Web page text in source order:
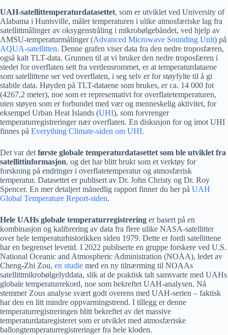
UAH-satellittemperaturdatasettet, som er utviklet ved University of
Alabama i Huntsville, måler temperaturen i ulike atmosfæriske lag fra
satellittmålinger av oksygenstråling i mikrobølgebåndet, ved hjelp av
AMSU-temperaturmålinger (Advanced Microwave Sounding Unit) på
AQUA-satellitten. Denne grafen viser data fra den nedre troposfæren,
også kalt TLT-data. Grunnen til at vi bruker den nedre troposfæren i
stedet for overflaten sett fra verdensrommet, er at temperaturdataene
som satellittene ser ved overflaten, i seg selv er for støyfylte til å gi
stabile data. Høyden på TLT-dataene som brukes, er ca. 14 000 fot
(4267,2 meter), noe som er representativt for overflatetemperaturen,
uten støyen som er forbundet med vær og menneskelig aktivitet, for
eksempel Urban Heat Islands (UHI), som forvrenger
temperaturregistreringer nær overflaten. En diskusjon for og imot UHI
finnes på Everything Climate-siden om UHI.
Det var det første globale temperaturdatasettet som ble utviklet fra
satellittinformasjon, og det har blitt brukt som et verktøy for
forskning på endringer i overflatetemperatur og atmosfærisk
temperatur. Datasettet er publisert av Dr. John Christy og Dr. Roy
Spencer. En mer detaljert månedlig rapport finner du her på UAH
Global Temperature Report-siden.
Hele UAHs globale temperaturregistrering er basert på en
kombinasjon og kalibrering av data fra flere ulike NASA-satellitter
over hele temperaturhistorikken siden 1979. Dette er fordi satellittene
har en begrenset levetid. I 2022 publiserte en gruppe forskere ved U.S.
National Oceanic and Atmospheric Administration (NOAA), ledet av
Cheng-Zhi Zou, en studie med en ny tilnærming til NOAAs
satellittmikrobølgelyddata, slik at de praktisk talt samsvarte med UAHs
globale temperaturrekord, noe som bekreftet UAH-analysen. Nå
stemmer Zous analyse svært godt overens med UAH-serien – faktisk
har den en litt mindre oppvarmingstrend. I tillegg er denne
temperaturregistreringen blitt bekreftet av det massive
temperaturdataregisteret som er utviklet med atmosfæriske
ballongtemperaturregistreringer fra hele kloden.